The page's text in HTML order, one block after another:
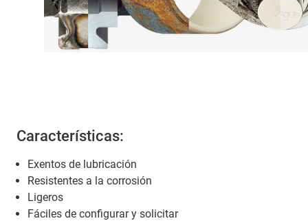
Características:
Exentos de lubricación
Resistentes a la corrosión
Ligeros
Fáciles de configurar y solicitar